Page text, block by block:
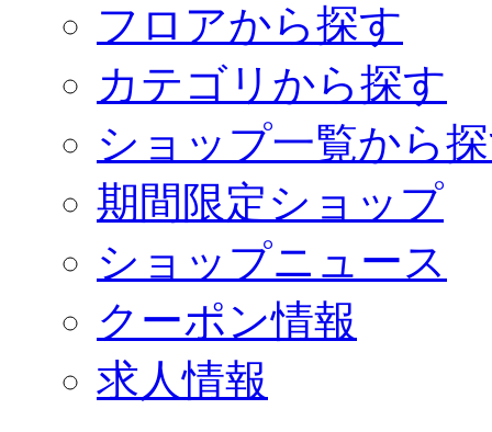
フロアから探す
カテゴリから探す
ショップ一覧から
期間限定ショップ
ショップニュース
クーポン情報
求人情報